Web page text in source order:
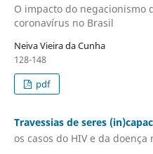
O impacto do negacionismo
coronavírus no Brasil
Neiva Vieira da Cunha
128-148
pdf
Travessias de seres
os casos do HIV e da doença